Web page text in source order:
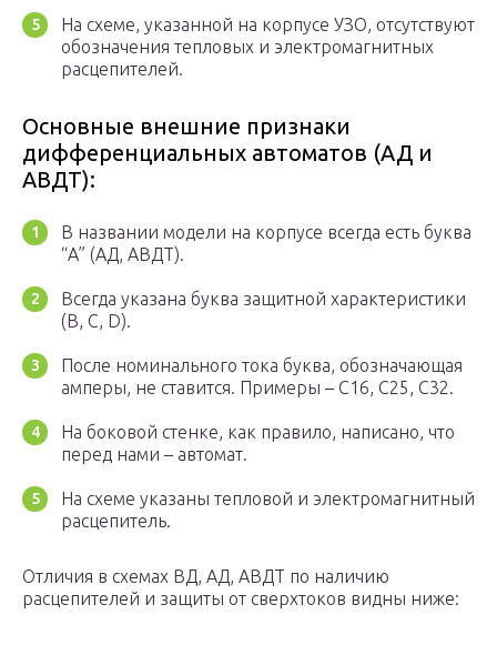
На схеме, указанной на корпусе УЗО, отсутствуют
обозначения тепловых и электромагнитных
расцепителей.
Основные внешние признаки
дифференциальных автоматов (АД и
АВДТ):
В названии модели на корпусе всегда есть буква
“А” (АД, АВДТ).
Всегда указана буква защитной характеристики
(В, С, D).
После номинального тока буква, обозначающая
амперы, не ставится. Примеры – С16, С25, С32.
На боковой стенке, как правило, написано, что
перед нами – автомат.
На схеме указаны тепловой и электромагнитный
расцепитель.
Отличия в схемах ВД, АД, АВДТ по наличию
расцепителей и защиты от сверхтоков видны ниже: